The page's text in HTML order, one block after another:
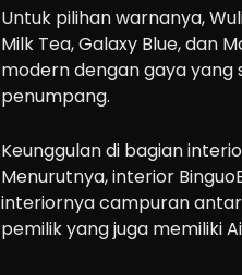
Untuk pilihan warnanya,
Milk Tea, Galaxy Blue, dan
modern dengan gaya yang
penumpang.
Keunggulan di bagian
Menurutnya, interior
interiornya campuran
pemilik yang juga memiliki